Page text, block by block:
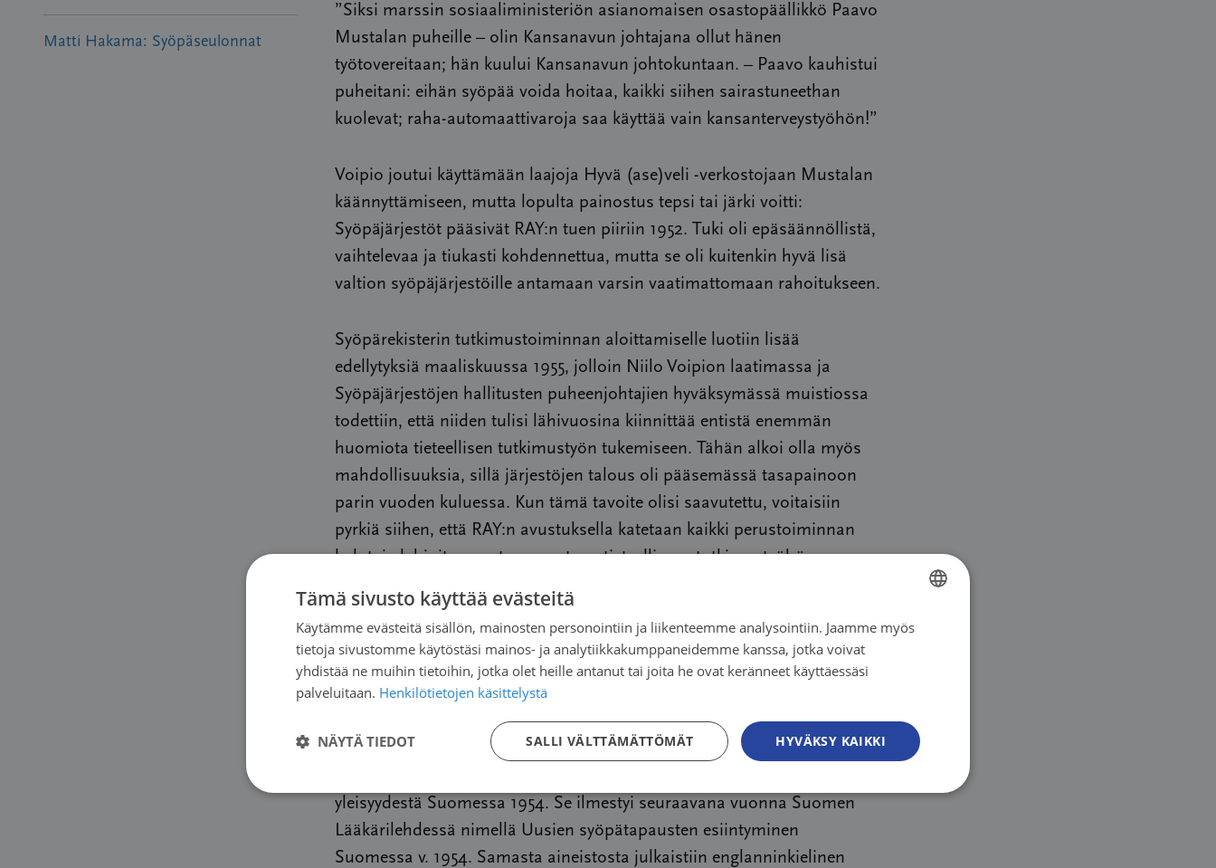
Matti Hakama: Syöpäseulonnat
”Siksi marssin sosiaaliministeriön asianomaisen osastopäällikkö Paavo
Mustalan puheille – olin Kansanavun johtajana ollut hänen
työtovereitaan; hän kuului Kansanavun johtokuntaan. – Paavo kauhistui
puheitani: eihän syöpää voida hoitaa, kaikki siihen sairastuneethan
kuolevat; raha-automaattivaroja saa käyttää vain kansanterveystyöhön!”
Voipio joutui käyttämään laajoja Hyvä (ase)veli -verkostojaan Mustalan
käännyttämiseen, mutta lopulta painostus tepsi tai järki voitti:
Syöpäjärjestöt pääsivät RAY:n tuen piiriin 1952. Tuki oli epäsäännöllistä,
vaihtelevaa ja tiukasti kohdennettua, mutta se oli kuitenkin hyvä lisä
valtion syöpäjärjestöille antamaan varsin vaatimattomaan rahoitukseen.
Syöpärekisterin tutkimustoiminnan aloittamiselle luotiin lisää
edellytyksiä maaliskuussa 1955, jolloin Niilo Voipion laatimassa ja
Syöpäjärjestöjen hallitusten puheenjohtajien hyväksymässä muistiossa
todettiin, että niiden tulisi lähivuosina kiinnittää entistä enemmän
huomiota tieteellisen tutkimustyön tukemiseen. Tähän alkoi olla myös
mahdollisuuksia, sillä järjestöjen talous oli pääsemässä tasapainoon
parin vuoden kuluessa. Kun tämä tavoite olisi saavutettu, voitaisiin
pyrkiä siihen, että RAY:n avustuksella katetaan kaikki perustoiminnan
kulut, ja lahjoitusvarat suunnataan tieteelliseen tutkimustyöhön.
Syöpäyhdistyksen valtuuskunnan kokouksessa marraskuussa 1957 asia
eteni. Tuolloin Syöpärekisteritoimikunta ilmoitti, että nyt oli saatu
syöpäilmoituksista kokoon niin suuri aineisto, että tilastollisen
todennäköisyyden keskeisimmät virhemahdollisuudet kumoutuivat. Oli
vihdoin päästy tilanteeseen, jossa saatuja ilmoituksia voitiin käsitellä
tieteellisin menetelmin, minkä vahvisti juuri valmistunut Erkki Saxénin
yleisyydestä Suomessa 1954. Se ilmestyi seuraavana vuonna Suomen
Lääkärilehdessä nimellä Uusien syöpätapausten esiintyminen
Suomessa v. 1954. Samasta aineistosta julkaistiin englanninkielinen
FINNISH
Tämä sivusto käyttää evästeitä
Käytämme evästeitä sisällön, mainosten personointiin ja liikenteemme analysointiin. Jaamme myös
tietoja sivustomme käytöstäsi mainos- ja analytiikkakumppaneidemme kanssa, jotka voivat
yhdistää ne muihin tietoihin, jotka olet heille antanut tai joita he ovat keränneet käyttäessäsi
palveluitaan. Henkilötietojen käsittelystä
HYVÄKSY KAIKKI
SALLI VÄLTTÄMÄTTÖMÄT
NÄYTÄ TIEDOT